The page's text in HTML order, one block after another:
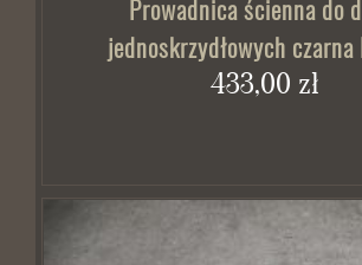
Prowadnica ścienna do
jednoskrzydłowych czarna
433,00 zł